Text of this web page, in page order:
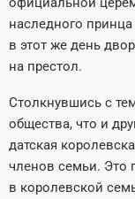
наследного
в этот же день
на престол.
Столкнувшись с
общества, что и
датская
членов семьи. Это
в королевской